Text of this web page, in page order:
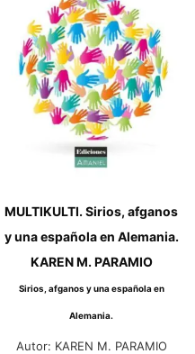
MULTIKULTI. Sirios, afganos
y una española en Alemania.
KAREN M. PARAMIO
Sirios, afganos y una española en
Alemania.
Autor: KAREN M. PARAMIO